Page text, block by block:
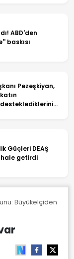
ABD'den
baskısı
Pezeşkiyan,
desteklediklerini
Güçleri DEAŞ
getirdi
Büyükelçiden